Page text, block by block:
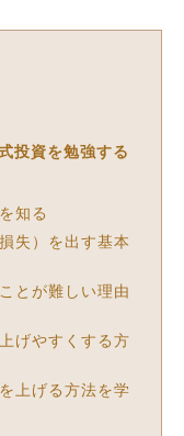
投資を勉強する
知る
失）を出す基本
とが難しい理由
げやすくする方
上げる方法を学